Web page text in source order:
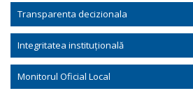
Transparenta decizionala
Integritatea instituțională
Monitorul Oficial Local